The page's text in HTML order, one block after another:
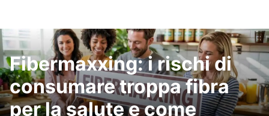
Fibermaxxing: i rischi di
consumare troppa fibra
per la salute e come